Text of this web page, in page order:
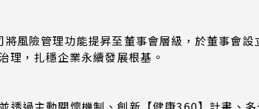
風險管理功能提昇至董事會層級，於董事會設
理，扎穩企業永續發展根基。